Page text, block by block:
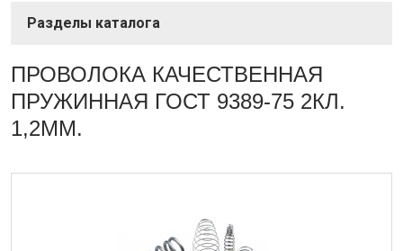
СОРТОВОЙ ПРОКАТ
ТРУБЫ
ПРОВОЛОКА КАЧЕСТВЕННАЯ
ПРУЖИННАЯ ГОСТ 9389-75 2КЛ.
1,2ММ.